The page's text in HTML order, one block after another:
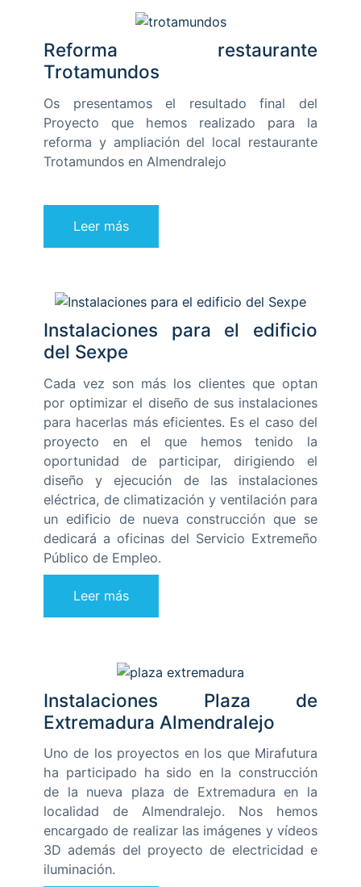
Reforma restaurante
Trotamundos
Os presentamos el resultado final del
Proyecto que hemos realizado para la
reforma y ampliación del local restaurante
Trotamundos en Almendralejo
Leer más
Instalaciones para el edificio
del Sexpe
Cada vez son más los clientes que optan
por optimizar el diseño de sus instalaciones
para hacerlas más eficientes. Es el caso del
proyecto en el que hemos tenido la
oportunidad de participar, dirigiendo el
diseño y ejecución de las instalaciones
eléctrica, de climatización y ventilación para
un edificio de nueva construcción que se
dedicará a oficinas del Servicio Extremeño
Público de Empleo.
Leer más
Instalaciones Plaza de
Extremadura Almendralejo
Uno de los proyectos en los que Mirafutura
ha participado ha sido en la construcción
de la nueva plaza de Extremadura en la
localidad de Almendralejo. Nos hemos
encargado de realizar las imágenes y vídeos
3D además del proyecto de electricidad e
iluminación.